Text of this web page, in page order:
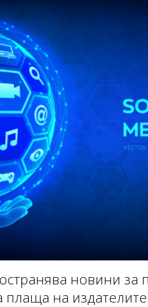
новини за
на